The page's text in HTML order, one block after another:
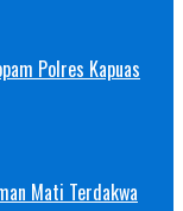
Polres Kapuas
Mati Terdakwa